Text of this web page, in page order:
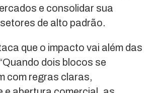
e consolidar sua
de alto padrão.
que o impacto vai além das
dois blocos se
com regras claras,